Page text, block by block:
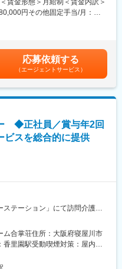
、サポート体制が整っていま
、研修で着実に力をつけていた
す！管理職になることで、ベ
た、自由度も高く施設の採用
ら効率的に運営しております。
内新規3物件をOPEN予定と順
みやすく働きやすさも◎
射
は、電話対応もほとんどござ
るかないかという程度です。
フや多職種チームと連携し、
す。
府寝屋川市を拠点に、高齢者
円その他固定手当/月：
じて上下する可能性がありま
た表記です。
応募依頼する
（エージェントサービス）
◆正社員／賞与年2回
ビスを総合的に提供
テーション」にて訪問介護ヘ
活援助
ム合掌荘住所：大阪府寝屋川市
里園駅受動喫煙対策：屋内全
業所